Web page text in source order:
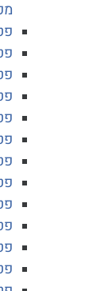
פטור
פטור
פטור
פטור
פטור
פטור
פטור
פטור
פטור
פטור
פטור
פטור